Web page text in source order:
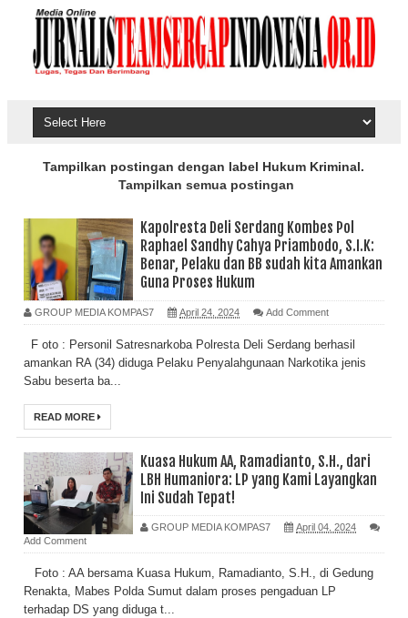
Tampilkan postingan dengan label Hukum Kriminal.
Tampilkan semua postingan
Kapolresta Deli Serdang Kombes Pol
Raphael Sandhy Cahya Priambodo, S.I.K:
Benar, Pelaku dan BB sudah kita Amankan
Guna Proses Hukum
GROUP MEDIA KOMPAS7 April 24, 2024 Add Comment
F oto : Personil Satresnarkoba Polresta Deli Serdang berhasil
amankan RA (34) diduga Pelaku Penyalahgunaan Narkotika jenis
Sabu beserta ba...
READ MORE
Kuasa Hukum AA, Ramadianto, S.H., dari
LBH Humaniora: LP yang Kami Layangkan
Ini Sudah Tepat!
GROUP MEDIA KOMPAS7
April 04, 2024
Add Comment
Foto : AA bersama Kuasa Hukum, Ramadianto, S.H., di Gedung
Renakta, Mabes Polda Sumut dalam proses pengaduan LP
terhadap DS yang diduga t...